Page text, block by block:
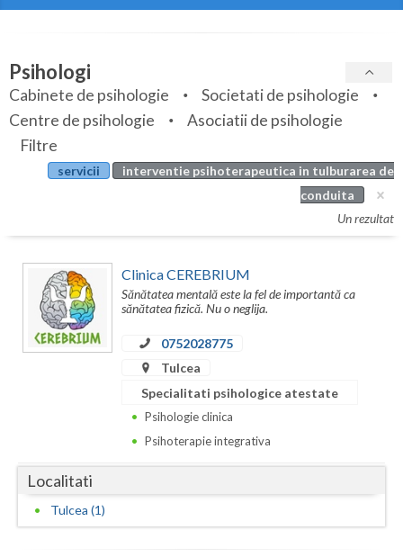
Arges
Bihor
Bistrita-Nasaud
Botosani
Bucuresti
Buzau
Calarasi
Covasna
Dambovita
Specialitati
Servicii
Articole
Evenimente
Psihologi
Cabinete de psihologie
Societati de psihologie
Centre de psihologie
Asociatii de psihologie
Filtre
servicii
interventie psihoterapeutica in tulburarea de
conduita
Un rezultat
Clinica CEREBRIUM
Sănătatea mentală este la fel de importantă ca
sănătatea fizică. Nu o neglija.
0752028775
Tulcea
Specialitati psihologice atestate
Psihologie clinica
Psihoterapie integrativa
Localitati
Tulcea (1)